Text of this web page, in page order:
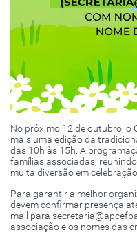
No próximo 12 de outubro, o
mais uma edição da
das 10h às 15h. A
famílias associadas,
muita diversão em
Para garantir a melhor
devem confirmar presença
mail para
associação e os nomes das